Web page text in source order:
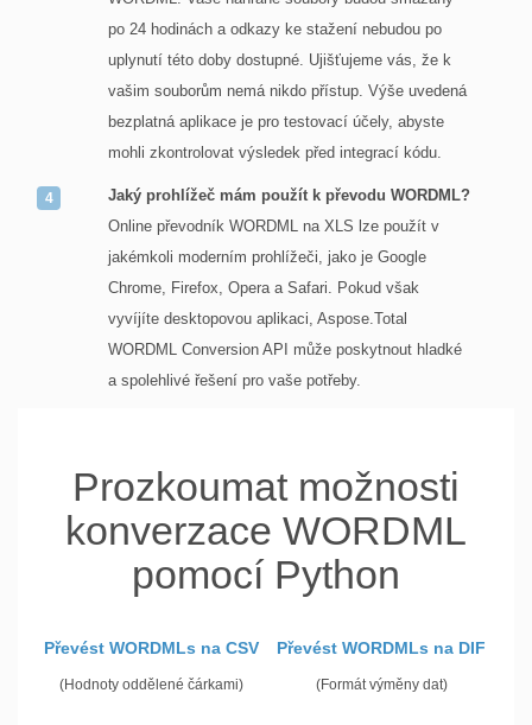
po 24 hodinách a odkazy ke stažení nebudou po
uplynutí této doby dostupné. Ujišťujeme vás, že k
vašim souborům nemá nikdo přístup. Výše uvedená
bezplatná aplikace je pro testovací účely, abyste
mohli zkontrolovat výsledek před integrací kódu.
Jaký prohlížeč mám použít k převodu WORDML?
Online převodník WORDML na XLS lze použít v
jakémkoli moderním prohlížeči, jako je Google
Chrome, Firefox, Opera a Safari. Pokud však
vyvíjíte desktopovou aplikaci, Aspose.Total
WORDML Conversion API může poskytnout hladké
a spolehlivé řešení pro vaše potřeby.
Prozkoumat možnosti
konverzace WORDML
pomocí Python
Převést WORDMLs na CSV
(Hodnoty oddělené čárkami)
Převést WORDMLs na DIF
(Formát výměny dat)